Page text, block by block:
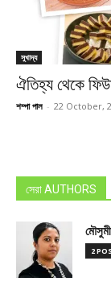
সুখাদ্য
ঐতিহ্য থেকে
শম্পা পাল - 22 October,
সেরা AUTHORS
2